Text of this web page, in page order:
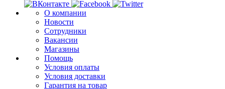
О компании
Новости
Сотрудники
Вакансии
Магазины
Помощь
Условия оплаты
Условия доставки
Гарантия на товар